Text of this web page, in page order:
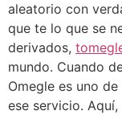
aleatorio con
que te lo que se
derivados,
mundo. Cuando
Omegle es uno
ese servicio.